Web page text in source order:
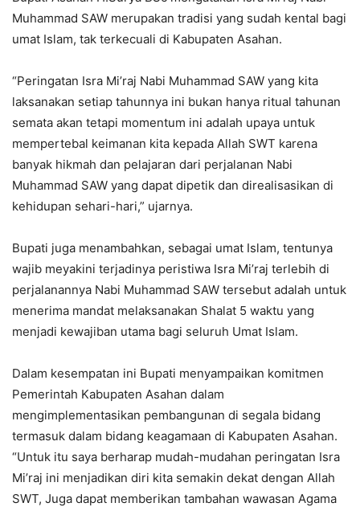
Muhammad SAW merupakan tradisi yang sudah kental bagi
umat Islam, tak terkecuali di Kabupaten Asahan.
“Peringatan Isra Mi’raj Nabi Muhammad SAW yang kita
laksanakan setiap tahunnya ini bukan hanya ritual tahunan
semata akan tetapi momentum ini adalah upaya untuk
mempertebal keimanan kita kepada Allah SWT karena
banyak hikmah dan pelajaran dari perjalanan Nabi
Muhammad SAW yang dapat dipetik dan direalisasikan di
kehidupan sehari-hari,” ujarnya.
Bupati juga menambahkan, sebagai umat Islam, tentunya
wajib meyakini terjadinya peristiwa Isra Mi’raj terlebih di
perjalanannya Nabi Muhammad SAW tersebut adalah untuk
menerima mandat melaksanakan Shalat 5 waktu yang
menjadi kewajiban utama bagi seluruh Umat Islam.
Dalam kesempatan ini Bupati menyampaikan komitmen
Pemerintah Kabupaten Asahan dalam
mengimplementasikan pembangunan di segala bidang
termasuk dalam bidang keagamaan di Kabupaten Asahan.
“Untuk itu saya berharap mudah-mudahan peringatan Isra
Mi’raj ini menjadikan diri kita semakin dekat dengan Allah
SWT, Juga dapat memberikan tambahan wawasan Agama